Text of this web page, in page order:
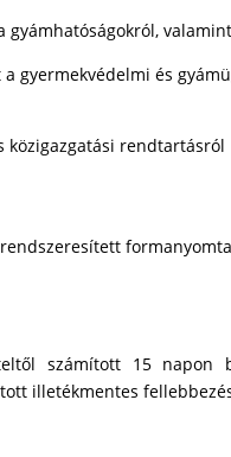
gyámhatóságokról,
a gyermekvédelmi és
közigazgatási rendtartásról
számított 15 napon
illetékmentes